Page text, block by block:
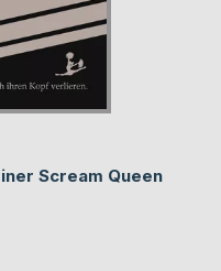
Scream Queen